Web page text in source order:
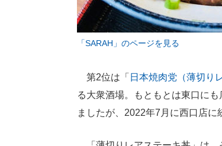
「SARAH」のページを見る
第2位は「 日本焼肉党（薄切り
る大衆酒場。もともとは東口に
ましたが、2022年7月に西口店に